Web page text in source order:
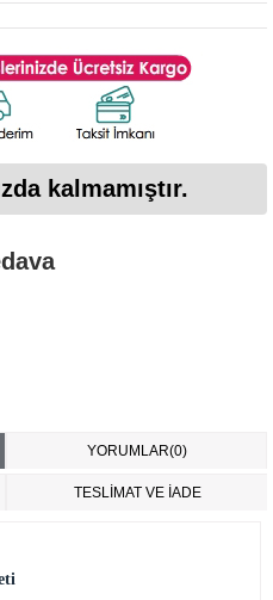
kalmamıştır.
YORUMLAR(0)
TESLİMAT VE İADE